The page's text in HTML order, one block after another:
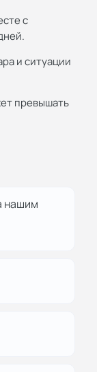
с
и ситуации
превышать
нашим